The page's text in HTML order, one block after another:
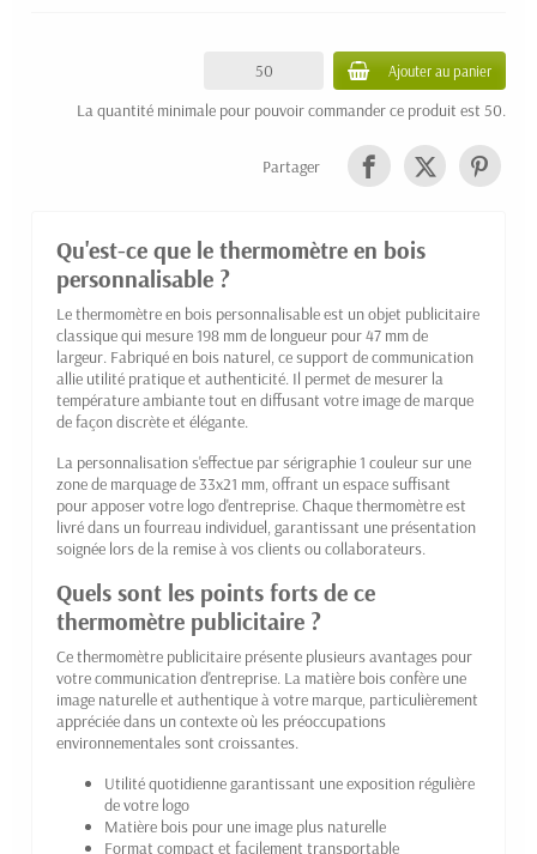
Ajouter au panier
La quantité minimale pour pouvoir commander ce produit est 50.
Partager
Qu'est-ce que le thermomètre en bois
personnalisable ?
Le thermomètre en bois personnalisable est un objet publicitaire
classique qui mesure 198 mm de longueur pour 47 mm de
largeur. Fabriqué en bois naturel, ce support de communication
allie utilité pratique et authenticité. Il permet de mesurer la
température ambiante tout en diffusant votre image de marque
de façon discrète et élégante.
La personnalisation s'effectue par sérigraphie 1 couleur sur une
zone de marquage de 33x21 mm, offrant un espace suffisant
pour apposer votre logo d'entreprise. Chaque thermomètre est
livré dans un fourreau individuel, garantissant une présentation
soignée lors de la remise à vos clients ou collaborateurs.
Quels sont les points forts de ce
thermomètre publicitaire ?
Ce thermomètre publicitaire présente plusieurs avantages pour
votre communication d'entreprise. La matière bois confère une
image naturelle et authentique à votre marque, particulièrement
appréciée dans un contexte où les préoccupations
environnementales sont croissantes.
Utilité quotidienne garantissant une exposition régulière
de votre logo
Matière bois pour une image plus naturelle
Format compact et facilement transportable